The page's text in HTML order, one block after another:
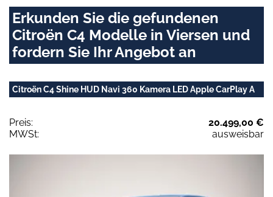
Erkunden Sie die gefundenen
Citroën C4 Modelle in Viersen und
fordern Sie Ihr Angebot an
Citroën C4 Shine HUD Navi 360 Kamera LED Apple CarPlay A
Preis:
20.499,00 €
MWSt:
ausweisbar